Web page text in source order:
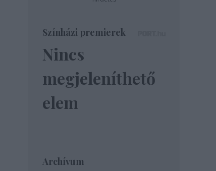
Színházi premierek
Nincs
megjeleníthető
elem
Archívum